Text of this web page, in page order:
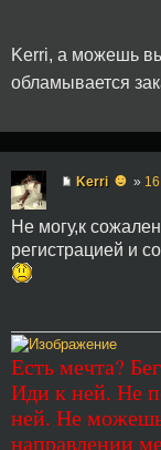
Kerri, а можешь
обламывается
Kerri ☻ »
Не могу,к
регистрацией и
Есть мечта?
Иди к ней. Не
ней. Не
направлении